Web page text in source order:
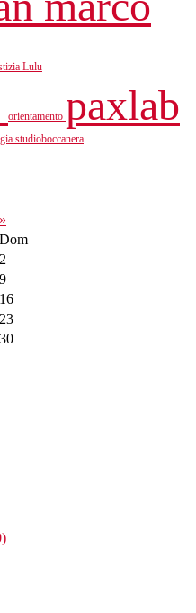
Lulu
orientamento paxlab
studioboccanera
»
Dom
2
9
16
23
30